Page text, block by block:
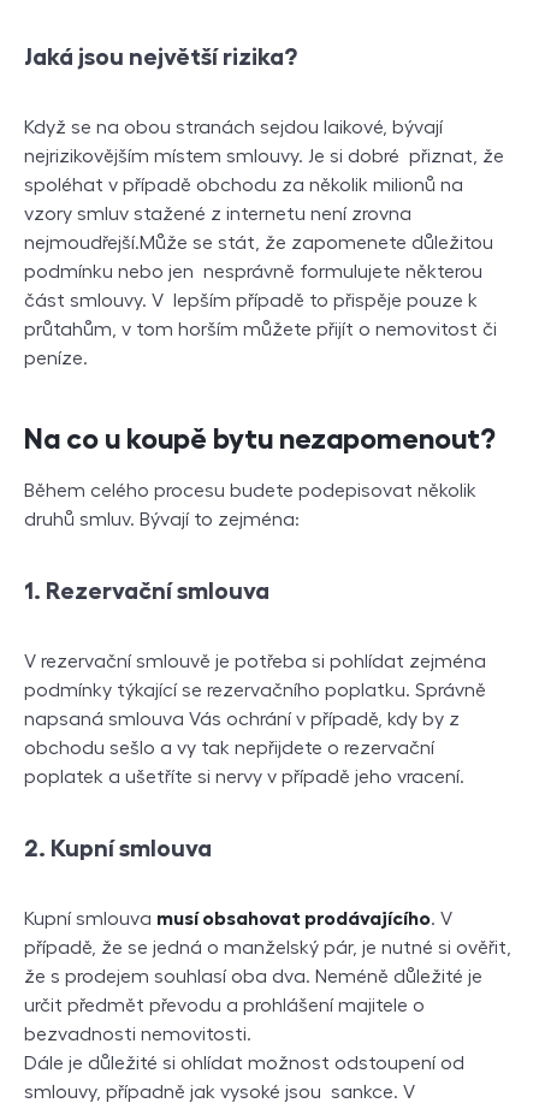
Jaká jsou největší rizika?
Když se na obou stranách sejdou laikové, bývají
nejrizikovějším místem smlouvy. Je si dobré přiznat, že
spoléhat v případě obchodu za několik milionů na
vzory smluv stažené z internetu není zrovna
nejmoudřejší.Může se stát, že zapomenete důležitou
podmínku nebo jen nesprávně formulujete některou
část smlouvy. V lepším případě to přispěje pouze k
průtahům, v tom horším můžete přijít o nemovitost či
peníze.
Na co u koupě bytu nezapomenout?
Během celého procesu budete podepisovat několik
druhů smluv. Bývají to zejména:
1. Rezervační smlouva
V rezervační smlouvě je potřeba si pohlídat zejména
podmínky týkající se rezervačního poplatku. Správně
napsaná smlouva Vás ochrání v případě, kdy by z
obchodu sešlo a vy tak nepřijdete o rezervační
poplatek a ušetříte si nervy v případě jeho vracení.
2. Kupní smlouva
Kupní smlouva musí obsahovat prodávajícího. V
případě, že se jedná o manželský pár, je nutné si ověřit,
že s prodejem souhlasí oba dva. Neméně důležité je
určit předmět převodu a prohlášení majitele o
bezvadnosti nemovitosti.
Dále je důležité si ohlídat možnost odstoupení od
smlouvy, případně jak vysoké jsou sankce. V